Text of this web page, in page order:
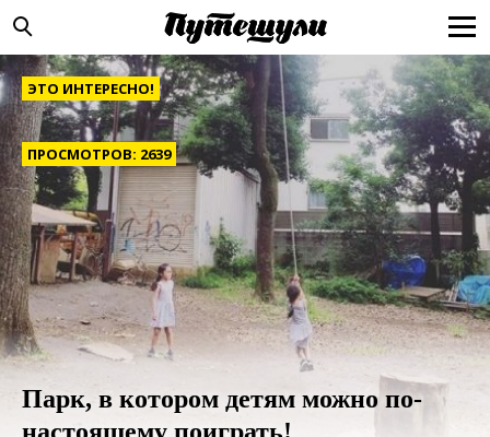
ЭТО ИНТЕРЕСНО!
ПРОСМОТРОВ: 2639
Парк, в котором детям можно по-